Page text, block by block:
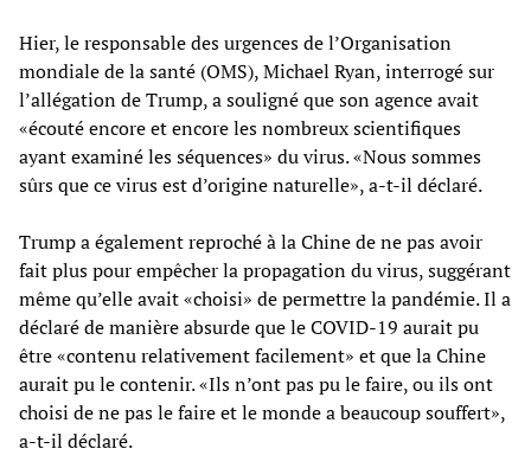
Hier, le responsable des urgences de l’Organisation
mondiale de la santé (OMS), Michael Ryan, interrogé sur
l’allégation de Trump, a souligné que son agence avait
«écouté encore et encore les nombreux scientifiques
ayant examiné les séquences» du virus. «Nous sommes
sûrs que ce virus est d’origine naturelle», a-t-il déclaré.
Trump a également reproché à la Chine de ne pas avoir
fait plus pour empêcher la propagation du virus, suggérant
même qu’elle avait «choisi» de permettre la pandémie. Il a
déclaré de manière absurde que le COVID-19 aurait pu
être «contenu relativement facilement» et que la Chine
aurait pu le contenir. «Ils n’ont pas pu le faire, ou ils ont
choisi de ne pas le faire et le monde a beaucoup souffert»,
a-t-il déclaré.